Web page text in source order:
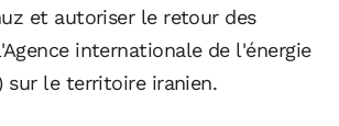
et autoriser le retour des
internationale de l'énergie
sur le territoire iranien.